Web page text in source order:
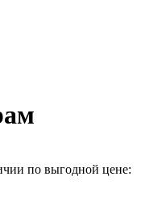
по выгодной цене: